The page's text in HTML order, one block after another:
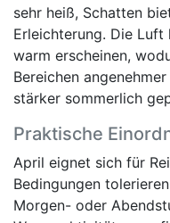
sehr heiß, Schatten
Erleichterung. Die
warm erscheinen,
Bereichen
stärker sommerlich
Praktische
April eignet sich für
Bedingungen
Morgen- oder